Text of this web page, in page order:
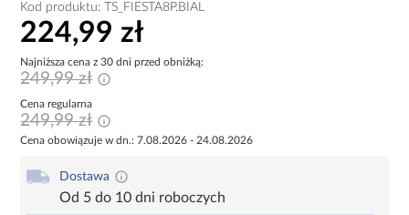
Kod produktu: TS_FIESTA8P.BIAL
224,99 zł
Najniższa cena z 30 dni przed obniżką:
249,99 zł
Cena regularna
249,99 zł
Cena obowiązuje w dn.: 7.08.2026 - 24.08.2026
Dostawa
Od 5 do 10 dni roboczych